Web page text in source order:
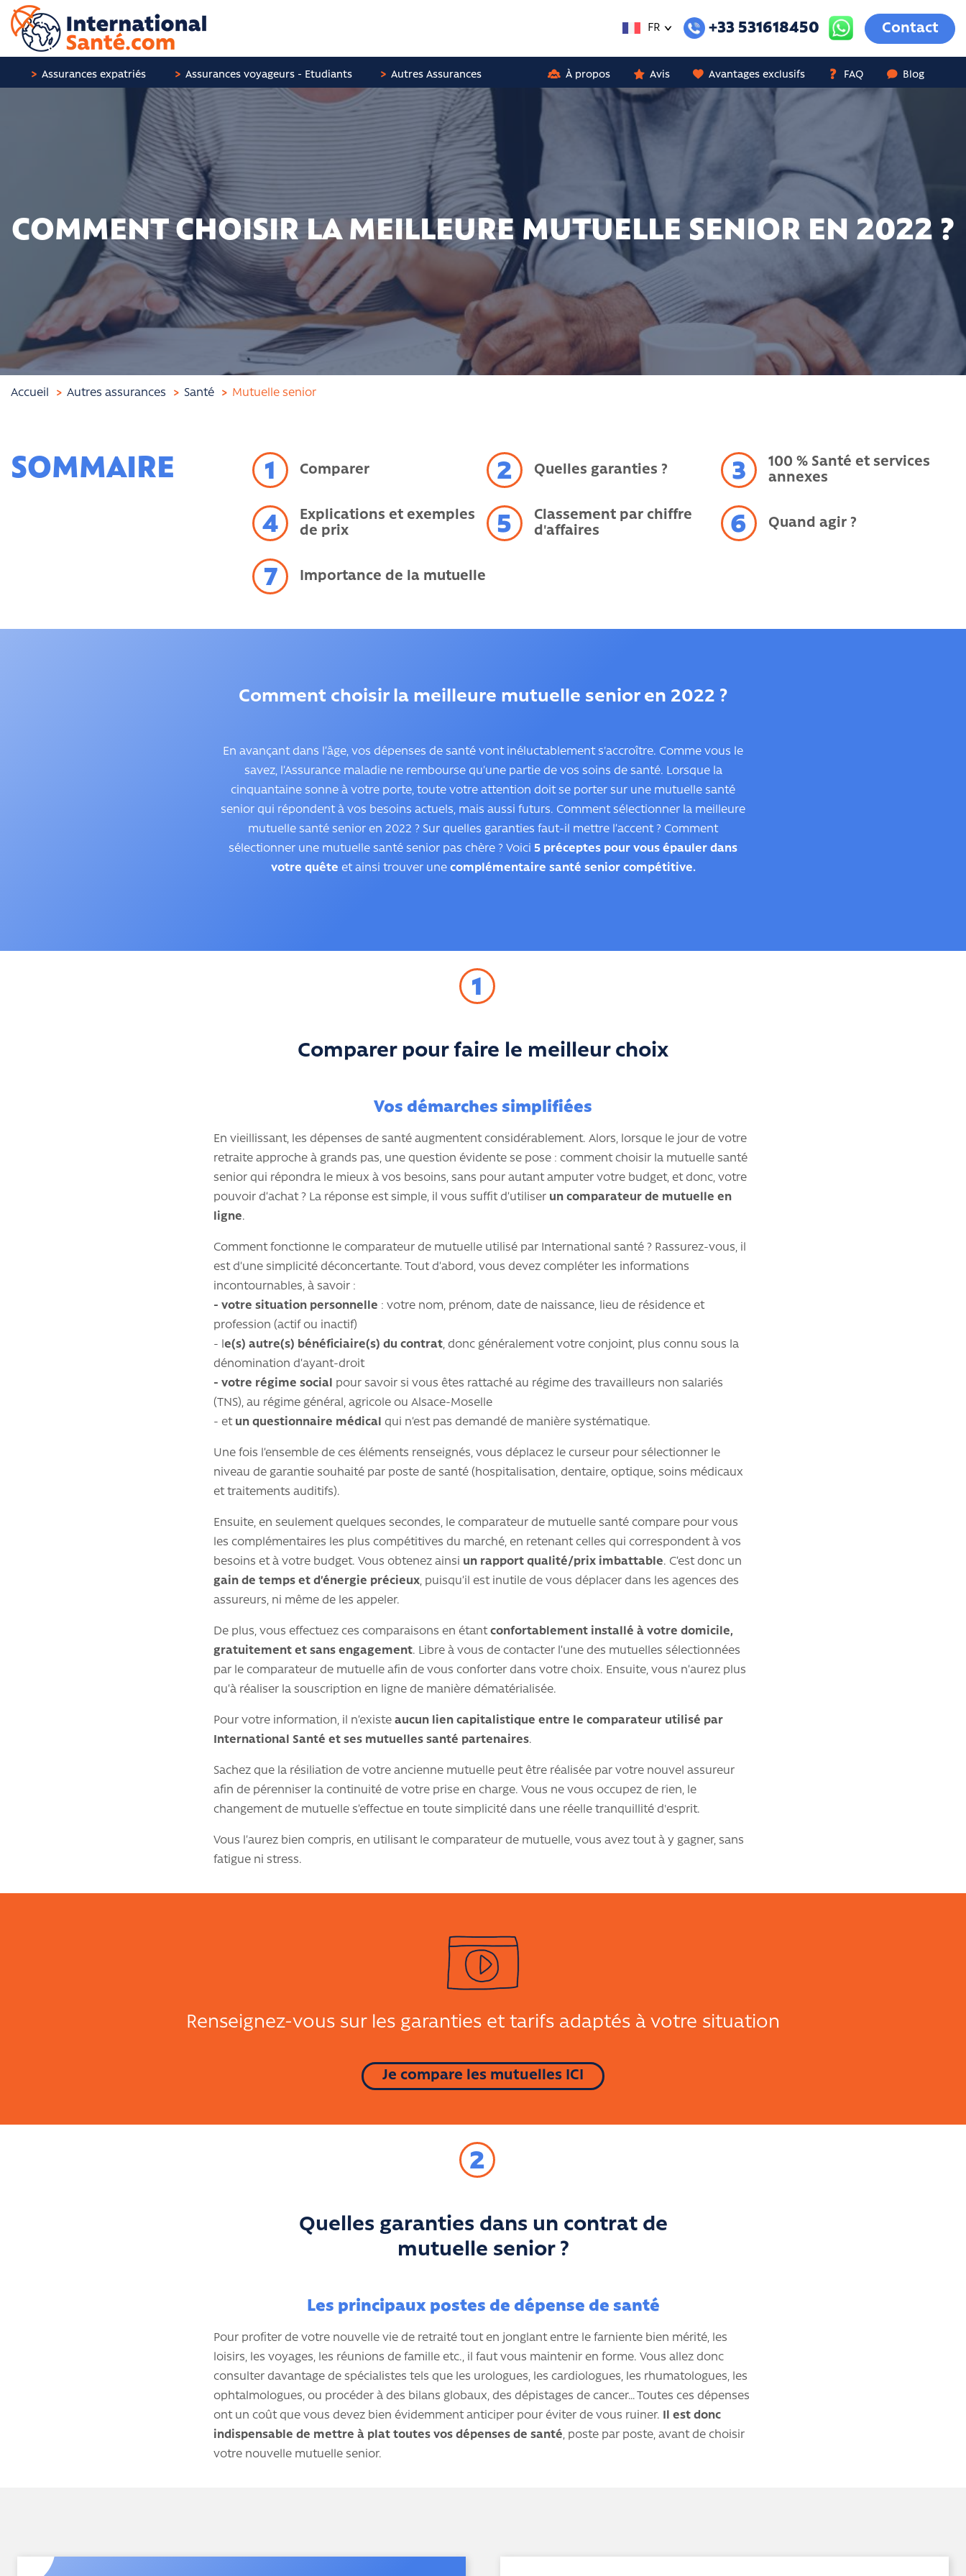
FR +33 531618450 Contact
Assurances expatriés Assurances voyageurs - Etudiants Autres Assurances À propos Avis Avantages exclusifs FAQ Blog
COMMENT CHOISIR LA MEILLEURE MUTUELLE SENIOR EN 2022 ?
Accueil Autres assurances Santé Mutuelle senior
SOMMAIRE 1 Comparer 2 Quelles garanties ? 3
100 % Santé et services
annexes
4
Explications et exemples
de prix
5
Classement par chiffre
d'affaires
6 Quand agir ?
7 Importance de la mutuelle
Comment choisir la meilleure mutuelle senior en 2022 ?
En avançant dans l’âge, vos dépenses de santé vont inéluctablement s'accroître. Comme vous le
savez, l’Assurance maladie ne rembourse qu’une partie de vos soins de santé. Lorsque la
cinquantaine sonne à votre porte, toute votre attention doit se porter sur une mutuelle santé
senior qui répondent à vos besoins actuels, mais aussi futurs. Comment sélectionner la meilleure
mutuelle santé senior en 2022 ? Sur quelles garanties faut-il mettre l’accent ? Comment
sélectionner une mutuelle santé senior pas chère ? Voici 5 préceptes pour vous épauler dans
votre quête et ainsi trouver une complémentaire santé senior compétitive.
1
Comparer pour faire le meilleur choix
Vos démarches simplifiées
En vieillissant, les dépenses de santé augmentent considérablement. Alors, lorsque le jour de votre
retraite approche à grands pas, une question évidente se pose : comment choisir la mutuelle santé
senior qui répondra le mieux à vos besoins, sans pour autant amputer votre budget, et donc, votre
pouvoir d’achat ? La réponse est simple, il vous suffit d’utiliser un comparateur de mutuelle en
ligne.
Comment fonctionne le comparateur de mutuelle utilisé par International santé ? Rassurez-vous, il
est d’une simplicité déconcertante. Tout d’abord, vous devez compléter les informations
incontournables, à savoir :
- votre situation personnelle : votre nom, prénom, date de naissance, lieu de résidence et
profession (actif ou inactif)
- l e(s) autre(s) bénéficiaire(s) du contrat, donc généralement votre conjoint, plus connu sous la
dénomination d’ayant-droit
- votre régime social
pour savoir si vous êtes rattaché au régime des travailleurs non salariés
(TNS), au régime général, agricole ou Alsace-Moselle
- et un questionnaire médical qui n’est pas demandé de manière systématique.
Une fois l’ensemble de ces éléments renseignés, vous déplacez le curseur pour sélectionner le
niveau de garantie souhaité par poste de santé (hospitalisation, dentaire, optique, soins médicaux
et traitements auditifs).
Ensuite, en seulement quelques secondes, le comparateur de mutuelle santé compare pour vous
les complémentaires les plus compétitives du marché, en retenant celles qui correspondent à vos
besoins et à votre budget. Vous obtenez ainsi un rapport qualité/prix imbattable. C’est donc un
gain de temps et d’énergie précieux, puisqu’il est inutile de vous déplacer dans les agences des
assureurs, ni même de les appeler.
De plus, vous effectuez ces comparaisons en étantconfortablement installé à votre domicile,
gratuitement et sans engagement. Libre à vous de contacter l’une des mutuelles sélectionnées
par le comparateur de mutuelle afin de vous conforter dans votre choix. Ensuite, vous n’aurez plus
qu’à réaliser la souscription en ligne de manière dématérialisée.
Pour votre information, il n’existe aucun lien capitalistique entre le comparateur utilisé par
International Santé et ses mutuelles santé partenaires.
Sachez que la résiliation de votre ancienne mutuelle peut être réalisée par votre nouvel assureur
afin de pérenniser la continuité de votre prise en charge. Vous ne vous occupez de rien, le
changement de mutuelle s’effectue en toute simplicité dans une réelle tranquillité d'esprit.
Vous l’aurez bien compris, en utilisant le comparateur de mutuelle, vous avez tout à y gagner, sans
fatigue ni stress.
Renseignez-vous sur les garanties et tarifs adaptés à votre situation
Je compare les mutuelles ICI
2
Quelles garanties dans un contrat de
mutuelle senior ?
Les principaux postes de dépense de santé
Pour profiter de votre nouvelle vie de retraité tout en jonglant entre le farniente bien mérité, les
loisirs, les voyages, les réunions de famille etc., il faut vous maintenir en forme. Vous allez donc
consulter davantage de spécialistes tels que les urologues, les cardiologues, les rhumatologues, les
ophtalmologues, ou procéder à des bilans globaux, des dépistages de cancer… Toutes ces dépenses
ont un coût que vous devez bien évidemment anticiper pour éviter de vous ruiner.
Il est donc
indispensable de mettre à plat toutes vos dépenses de santé, poste par poste, avant de choisir
votre nouvelle mutuelle senior.
Panneau de gestion des cookies